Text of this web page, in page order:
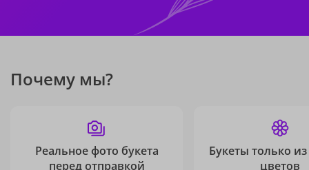
Почему мы?
Реальное фото букета
перед отправкой
Букеты только
цветов